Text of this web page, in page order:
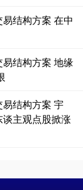
结构方案 在中
结构方案 地缘
结构方案 宇
主观点股掀涨